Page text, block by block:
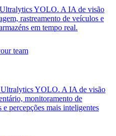
YOLO. A IA de visão
rastreamento de veículos e
em tempo real.
YOLO. A IA de visão
monitoramento de
percepções mais inteligentes